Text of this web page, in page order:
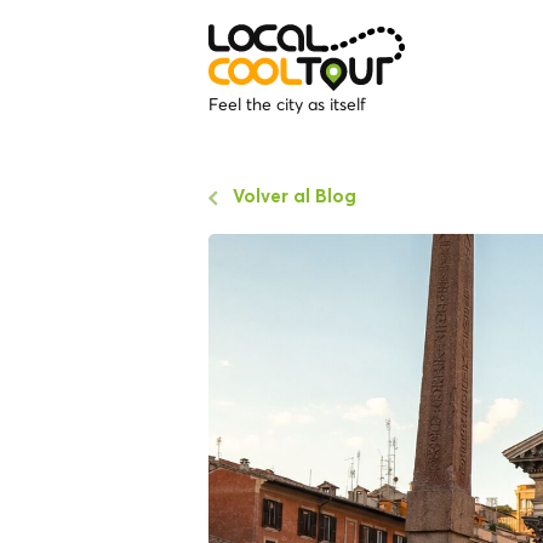
Feel the city as itself
Volver al Blog